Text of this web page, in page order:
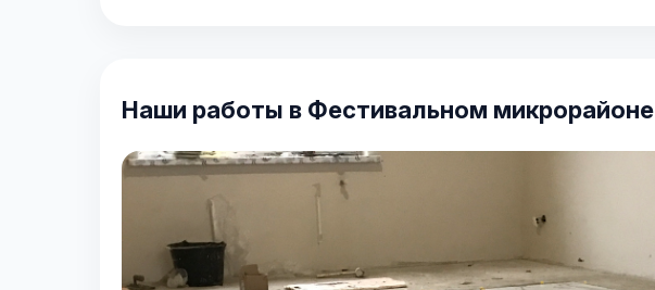
Наши работы в Фестивальном микрорайоне